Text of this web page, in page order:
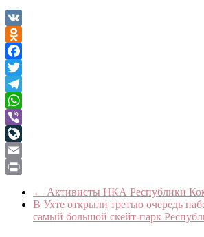
VK
Odnoklassniki
Facebook
Twitter
Telegram
WhatsApp
Viber
LiveJournal
Email
← Активисты НКА Республики
В Ухте открыли третью очередь
самый большой скейт-парк